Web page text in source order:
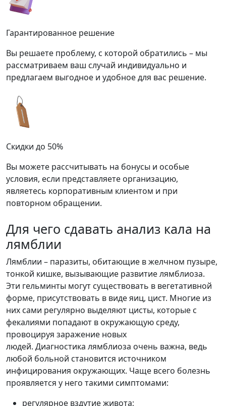
Гарантированное решение
Вы решаете проблему, с которой обратились – мы
рассматриваем ваш случай индивидуально и
предлагаем выгодное и удобное для вас решение.
Скидки до 50%
Вы можете рассчитывать на бонусы и особые
условия, если представляете организацию,
являетесь корпоративным клиентом и при
повторном обращении.
Для чего сдавать анализ кала на
лямблии
Лямблии – паразиты, обитающие в желчном пузыре,
тонкой кишке, вызывающие развитие лямблиоза.
Эти гельминты могут существовать в вегетативной
форме, присутствовать в виде яиц, цист. Многие из
них сами регулярно выделяют цисты, которые с
фекалиями попадают в окружающую среду,
провоцируя заражение новых
людей. Диагностика лямблиоза очень важна, ведь
любой больной становится источником
инфицирования окружающих. Чаще всего болезнь
проявляется у него такими симптомами:
регулярное вздутие живота;